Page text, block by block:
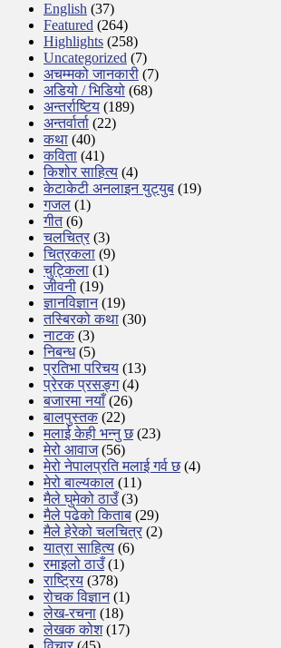
English (37)
Featured (264)
Highlights (258)
Uncategorized (7)
अचम्मको जानकारी (7)
अडियो / भिडियो (68)
अन्तर्राष्टिय (189)
अन्तर्वार्ता (22)
कथा (40)
कविता (41)
किशोर साहित्य (4)
केटाकेटी अनलाइन युट्युब (19)
गजल (1)
गीत(6)
चलचित्र (3)
चित्रकला (9)
चुट्किला (1)
जीवनी (19)
ज्ञानविज्ञान(19)
तस्बिरको कथा (30)
नाटक(3)
निबन्ध(5)
प्रतिभा परिचय (13)
प्रेरक प्रसङ्ग(4)
बजारमा नयाँ(26)
बालपुस्तक(22)
मलाई केही भन्नु छ(23)
मेरो आवाज(56)
मेरो नेपालप्रति मलाई गर्व छ(4)
मेरो बाल्यकाल (11)
मैले घुमेको ठाउँ(3)
मैले पढेको किताब (29)
मैले हेरेको चलचित्र (2)
यात्रा साहित्य (6)
रमाइलो ठाउँ(1)
राष्ट्रिय (378)
रोचक विज्ञान(1)
लेख-रचना (18)
लेखक कोश(17)